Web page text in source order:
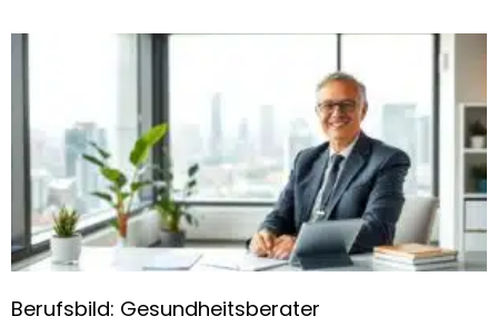
Berufsbild: Gesundheitsberater